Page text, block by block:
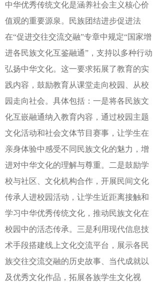
中华优秀传统文化是涵养社会主义核心价
值观的重要源泉。民族团结进步促进法
在“促进交往交流交融”专章中规定“国家增
进各民族文化互鉴融通”，支持以多种行动
弘扬中华文化。这一要求拓展了教育的实
践内容，鼓励教育从课堂走向校园、从校
园走向社会。具体包括：一是将各民族文
化互嵌融通纳入教育内容，通过校园主题
文化活动和社会文体节目赛事，让学生在
亲身体验中感受不同民族文化的魅力，增
进对中华文化的理解与尊重。二是鼓励学
校与社区、文化机构合作，开展民间文化
传承人进校园活动，让学生近距离接触和
学习中华优秀传统文化，推动民族文化在
校园中的活态传承。三是利用现代信息技
术手段搭建线上文化交流平台，展示各民
族交往交流交融的历史故事、当代成就以
及优秀文化作品，拓展各族学生文化视